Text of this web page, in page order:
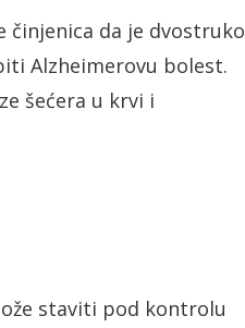
činjenica da je dvostruko
Alzheimerovu bolest.
šećera u krvi i
staviti pod kontrolu